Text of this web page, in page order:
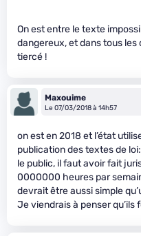
On est entre le texte
dangereux, et dans tous
tiercé !
Maxouime
Le 07/03/2018 à 14h57
on est en 2018 et l’état
publication des textes de
le public, il faut avoir fait
0000000 heures par
devrait être aussi simple
Je viendrais à penser qu’ils